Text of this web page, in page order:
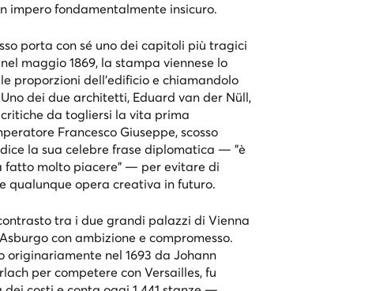
impero fondamentalmente insicuro.
porta con sé uno dei capitoli più tragici
maggio 1869, la stampa viennese lo
proporzioni dell'edificio e chiamandolo
dei due architetti, Eduard van der Nüll,
da togliersi la vita prima
Francesco Giuseppe, scosso
la sua celebre frase diplomatica — "è
fatto molto piacere" — per evitare di
qualunque opera creativa in futuro.
tra i due grandi palazzi di Vienna
con ambizione e compromesso.
originariamente nel 1693 da Johann
per competere con Versailles, fu